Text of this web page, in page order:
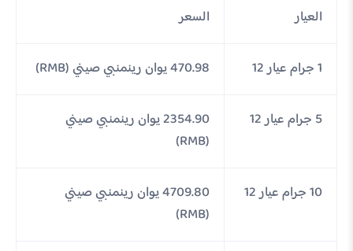
العيار السعر
1 جرام عيار 12 470.98 يوان رينمنبي صيني (RMB)
5 جرام عيار 12
2354.90 يوان رينمنبي صيني
(RMB)
10 جرام عيار 12
4709.80 يوان رينمنبي صيني
(RMB)